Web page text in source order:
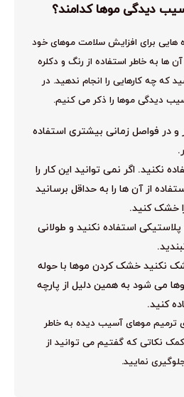
دیدگی موها کدامند؟
هایی برای افزایش سلامت موهای خود
ها به خاطر استفاده از رنگ و دکلره
که چه کارهایی را انجام ندهید. در
دیدگی موها را ذکر می کنیم.
و در فواصل زمانی بیشتری استفاده
نکنید. اگر نمی توانید این کار را
از آن ها را به حداقل برسانید
خشک کنید.
استفاده نکنید و طولانی
نکنید خشک کردن موها با حوله
می شود به همین دلیل از پارچه
کنید.
ترمیم موهای آسیب دیده به خاطر
کمک نکاتی که گفتیم می توانید از
نمایید.